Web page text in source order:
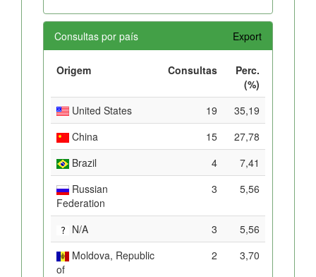
Consultas por país Export
Origem Consultas
Perc.
(%)
United States
19
35,19
China
15
27,78
Brazil
4
7,41
Russian
Federation
3 5,56
N/A 3
5,56
Moldova, Republic
of
2 3,70